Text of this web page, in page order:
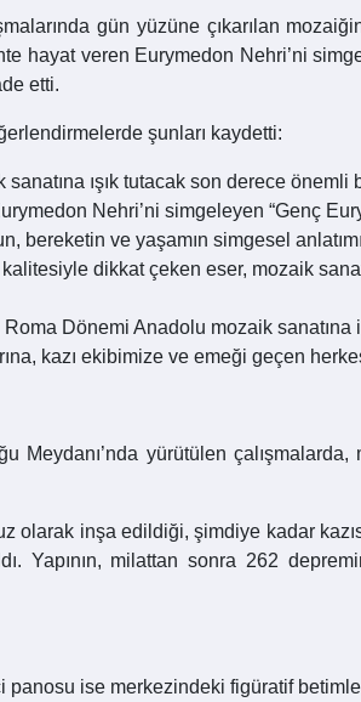
gün yüzüne çıkarılan
hayat veren Eurymedon Nehri’ni
etti.
şunları kaydetti:
ışık tutacak son derece önemli
Nehri’ni simgeleyen “Genç
ve yaşamın simgesel
dikkat çeken eser, mozaik
Dönemi Anadolu mozaik
kazı ekibimize ve emeği geçen
yürütülen
olarak inşa edildiği, şimdiye kadar
Yapının, milattan sonra 262
panosu ise merkezindeki figüratif